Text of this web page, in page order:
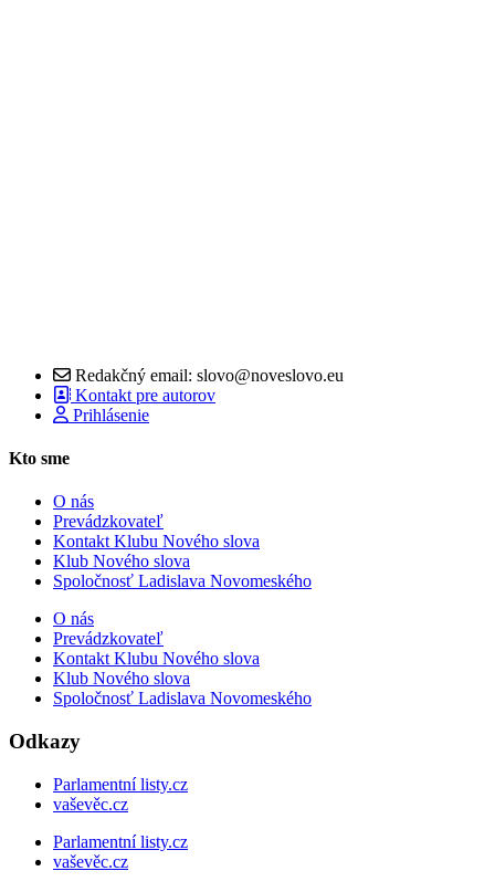
Redakčný email: slovo@noveslovo.eu
Kontakt pre autorov
Prihlásenie
Kto sme
O nás
Prevádzkovateľ
Kontakt Klubu Nového slova
Klub Nového slova
Spoločnosť Ladislava Novomeského
O nás
Prevádzkovateľ
Kontakt Klubu Nového slova
Klub Nového slova
Spoločnosť Ladislava Novomeského
Odkazy
Parlamentní listy.cz
vaševěc.cz
Parlamentní listy.cz
vaševěc.cz